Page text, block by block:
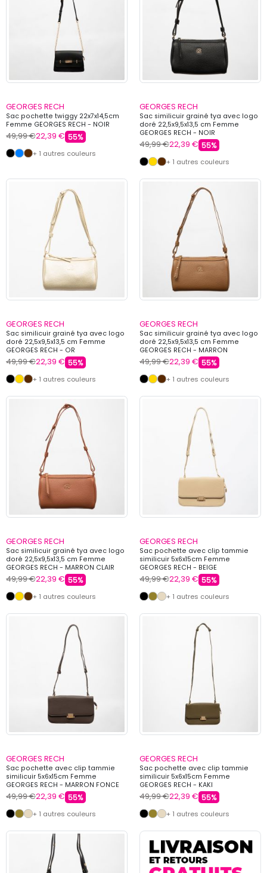
GEORGES RECH
Sac pochette twiggy 22x7x14,5cm
Femme GEORGES RECH - NOIR
49,99 €22,39 € 55%
+ 1 autres couleurs
GEORGES RECH
Sac similicuir grainé tya avec logo
doré 22,5x9,5x13,5 cm Femme
GEORGES RECH - NOIR
49,99 €22,39 € 55%
+ 1 autres couleurs
GEORGES RECH
Sac similicuir grainé tya avec logo
doré 22,5x9,5x13,5 cm Femme
GEORGES RECH - OR
49,99 €22,39 € 55%
+ 1 autres couleurs
GEORGES RECH
Sac similicuir grainé tya avec logo
doré 22,5x9,5x13,5 cm Femme
GEORGES RECH - MARRON
49,99 €22,39 € 55%
+ 1 autres couleurs
GEORGES RECH
Sac similicuir grainé tya avec logo
doré 22,5x9,5x13,5 cm Femme
GEORGES RECH - MARRON CLAIR
49,99 €22,39 € 55%
+ 1 autres couleurs
GEORGES RECH
Sac pochette avec clip tammie
similicuir 5x6x15cm Femme
GEORGES RECH - BEIGE
49,99 €22,39 € 55%
+ 1 autres couleurs
GEORGES RECH
Sac pochette avec clip tammie
similicuir 5x6x15cm Femme
GEORGES RECH - MARRON FONCE
49,99 €22,39 € 55%
+ 1 autres couleurs
GEORGES RECH
Sac pochette avec clip tammie
similicuir 5x6x15cm Femme
GEORGES RECH - KAKI
49,99 €22,39 € 55%
+ 1 autres couleurs